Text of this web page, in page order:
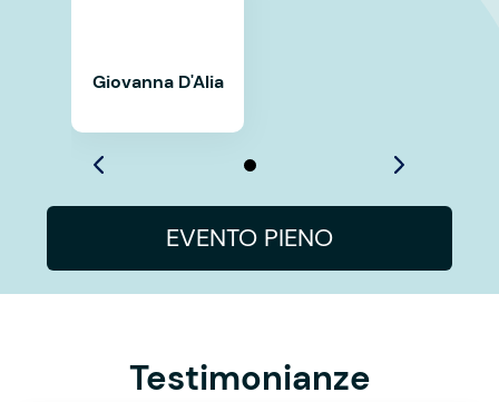
Giovanna D'Alia
EVENTO PIENO
Testimonianze